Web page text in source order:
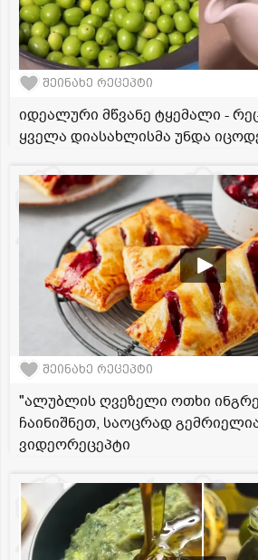
შეინახე რეცეპტი
იდეალური მწვანე ტყემალი -
ყველა დიასახლისმა უნდა
შეინახე რეცეპტი
"ალუბლის ღვეზელი ოთხი
ჩაინიშნეთ, საოცრად
ვიდეორეცეპტი